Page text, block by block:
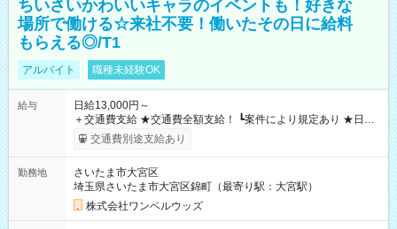
ちいさいかわいいキャラのイベントも！好きな
場所で働ける☆来社不要！働いたその日に給料
もらえる◎/T1
アルバイト 職種未経験OK
給与
日給13,000円～
＋交通費支給 ★交通費全額支給！ ┗案件により規定あり ★日払
いOK！（規定あり） ┗働いたその日に現金GET♪ お仕事後はコ
ンビニATMから 日払い分を引き落とせます！ 【試用期間】試
交通費別途支給あり
勤務地
さいたま市大宮区
埼玉県さいたま市大宮区錦町（最寄り駅：大宮駅）
株式会社ワンベルウッズ